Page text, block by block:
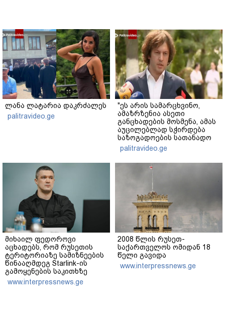
ლანა ლატარია დაკრძალეს
palitravideo.ge
"ეს არის სამარცხვინო,
ამაზრზენია ასეთი
განცხადების მოსმენა, ამას
აუცილებლად სჭირდება
საზოგადოების სათანადო
რეაქცია" - ირაკლი
კობახიძე
palitravideo.ge
მიხაილ ფედოროვი
აცხადებს, რომ რუსეთის
ტერიტორიაზე სამიზნეების
წინააღმდეგ Starlink-ის
გამოყენების საკითხზე
ილონ მასკთან
მოლაპარაკებებს
www.interpressnews.ge
2008 წლის რუსეთ-
საქართველოს ომიდან 18
წელი გავიდა
www.interpressnews.ge